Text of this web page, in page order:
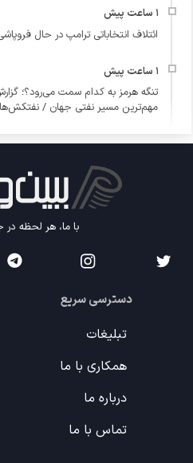
ائتلاف انتخاباتی ترامپ در حال
تنگه هرمز به کدام سمت می‌رود؟؛
مهم‌ترین مسیر نفتی جهان /
با ما، هر لحظه در
دسترسی سریع
تبلیغات
همکاری با ما
درباره ما
تماس با ما